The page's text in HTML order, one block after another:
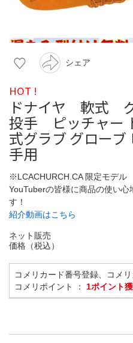
シェア
HOT !
ドナイヤ 軟式
投手 ピッチャー
式グラブ グローブ
手用
※LCACHURCH.CA 限定モデル
YouTuberの皆様に商品の使い心
す！
紹介動画はこちら
ネット販売
価格（税込）
コメリカード番号登録、コメ
コメリポイント ： 1ポイント